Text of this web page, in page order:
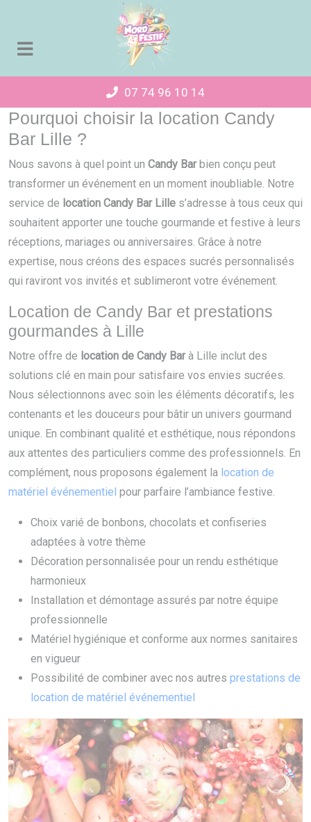
07 74 96 10 14
Pourquoi choisir la location Candy
Bar Lille ?
Nous savons à quel point un Candy Barbien conçu peut
transformer un événement en un moment inoubliable. Notre
service de location Candy Bar Lille s’adresse à tous ceux qui
souhaitent apporter une touche gourmande et festive à leurs
réceptions, mariages ou anniversaires. Grâce à notre
expertise, nous créons des espaces sucrés personnalisés
qui raviront vos invités et sublimeront votre événement.
Location de Candy Bar et prestations
gourmandes à Lille
Notre offre de location de Candy Barà Lille inclut des
solutions clé en main pour satisfaire vos envies sucrées.
Nous sélectionnons avec soin les éléments décoratifs, les
contenants et les douceurs pour bâtir un univers gourmand
unique. En combinant qualité et esthétique, nous répondons
aux attentes des particuliers comme des professionnels. En
complément, nous proposons également la location de
matériel événementiel pour parfaire l’ambiance festive.
Choix varié de bonbons, chocolats et confiseries
adaptées à votre thème
Décoration personnalisée pour un rendu esthétique
harmonieux
Installation et démontage assurés par notre équipe
professionnelle
Matériel hygiénique et conforme aux normes sanitaires
en vigueur
Possibilité de combiner avec nos autres prestations de
location de matériel événementiel
Panneau de gestion des cookies